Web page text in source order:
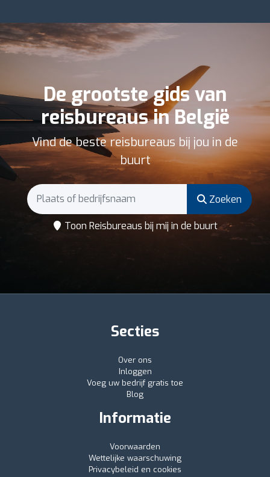
De grootste gids van
reisbureaus in België
Vind de beste reisbureaus bij jou in de
buurt
Zoeken
Toon Reisbureaus bij mij in de buurt
Secties
Over ons
Inloggen
Voeg uw bedrijf gratis toe
Blog
Informatie
Voorwaarden
Wettelijke waarschuwing
Privacybeleid en cookies